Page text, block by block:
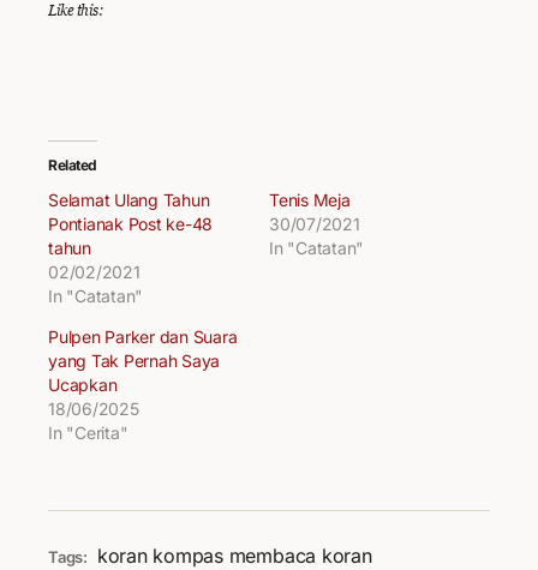
Like this:
Related
Selamat Ulang Tahun
Pontianak Post ke-48
tahun
02/02/2021
In "Catatan"
Tenis Meja
30/07/2021
In "Catatan"
Pulpen Parker dan Suara
yang Tak Pernah Saya
Ucapkan
18/06/2025
In "Cerita"
Tags: koran kompas membaca koran